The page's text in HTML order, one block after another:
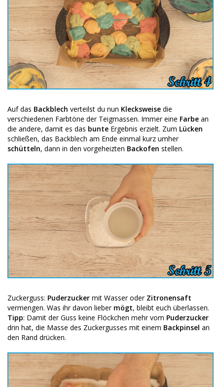
Auf das Backblech verteilst du nun Klecksweise die
verschiedenen Farbtöne der Teigmassen. Immer eine Farbe an
die andere, damit es das bunte Ergebnis erzielt. Zum Lücken
schließen, das Backblech am Ende einmal kurz umher
schütteln, dann in den vorgeheizten Backofen stellen.
Zuckerguss: Puderzucker mit Wasser oder Zitronensaft
vermengen. Was ihr davon lieber mögt, bleibt euch überlassen.
Tipp: Damit der Guss keine Flöckchen mehr vom Puderzucker
drin hat, die Masse des Zuckergusses mit einem Backpinsel an
den Rand drücken.